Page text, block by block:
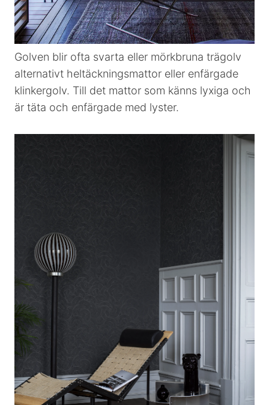
Golven blir ofta svarta eller mörkbruna trägolv
alternativt heltäckningsmattor eller enfärgade
klinkergolv. Till det mattor som känns lyxiga och
är täta och enfärgade med lyster.